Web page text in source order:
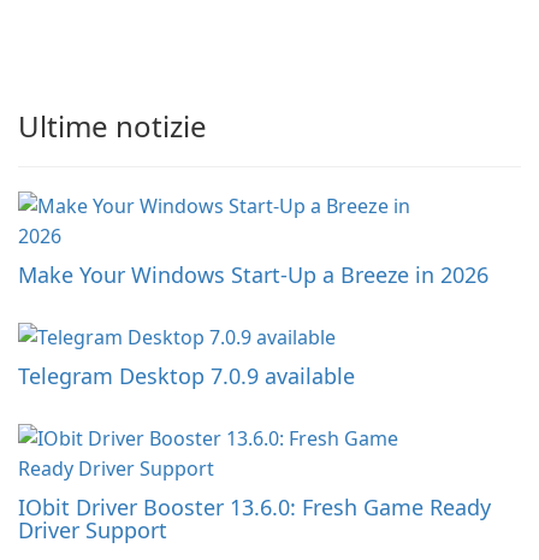
Ultime notizie
Make Your Windows Start-Up a Breeze in 2026
Telegram Desktop 7.0.9 available
IObit Driver Booster 13.6.0: Fresh Game Ready
Driver Support